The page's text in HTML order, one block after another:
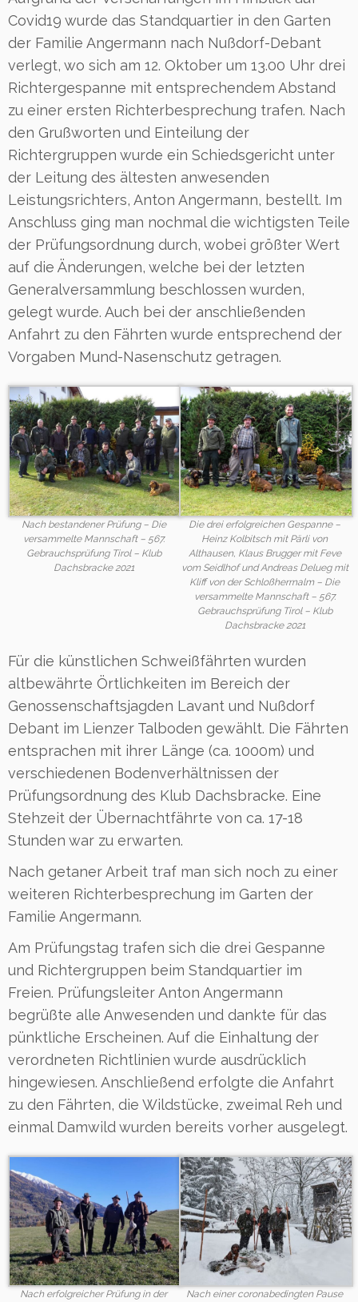
Covid19 wurde das Standquartier in den Garten
der Familie Angermann nach Nußdorf-Debant
verlegt, wo sich am 12. Oktober um 13.00 Uhr drei
Richtergespanne mit entsprechendem Abstand
zu einer ersten Richterbesprechung trafen. Nach
den Grußworten und Einteilung der
Richtergruppen wurde ein Schiedsgericht unter
der Leitung des ältesten anwesenden
Leistungsrichters, Anton Angermann, bestellt. Im
Anschluss ging man nochmal die wichtigsten Teile
der Prüfungsordnung durch, wobei größter Wert
auf die Änderungen, welche bei der letzten
Generalversammlung beschlossen wurden,
gelegt wurde. Auch bei der anschließenden
Anfahrt zu den Fährten wurde entsprechend der
Vorgaben Mund-Nasenschutz getragen.
Nach bestandener Prüfung – Die
versammelte Mannschaft – 567.
Gebrauchsprüfung Tirol – Klub
Dachsbracke 2021
Die drei erfolgreichen Gespanne –
Heinz Kolbitsch mit Pärli von
Althausen, Klaus Brugger mit Feve
vom Seidlhof und Andreas Delueg mit
Kliff von der Schloßherrnalm – Die
versammelte Mannschaft – 567.
Gebrauchsprüfung Tirol – Klub
Dachsbracke 2021
Für die künstlichen Schweißfährten wurden
altbewährte Örtlichkeiten im Bereich der
Genossenschaftsjagden Lavant und Nußdorf
Debant im Lienzer Talboden gewählt. Die Fährten
entsprachen mit ihrer Länge (ca. 1000m) und
verschiedenen Bodenverhältnissen der
Prüfungsordnung des Klub Dachsbracke. Eine
Stehzeit der Übernachtfährte von ca. 17-18
Stunden war zu erwarten.
Nach getaner Arbeit traf man sich noch zu einer
weiteren Richterbesprechung im Garten der
Familie Angermann.
Am Prüfungstag trafen sich die drei Gespanne
und Richtergruppen beim Standquartier im
Freien. Prüfungsleiter Anton Angermann
begrüßte alle Anwesenden und dankte für das
pünktliche Erscheinen. Auf die Einhaltung der
verordneten Richtlinien wurde ausdrücklich
hingewiesen. Anschließend erfolgte die Anfahrt
zu den Fährten, die Wildstücke, zweimal Reh und
einmal Damwild wurden bereits vorher ausgelegt.
Nach erfolgreicher Prüfung in der Nach einer coronabedingten Pause